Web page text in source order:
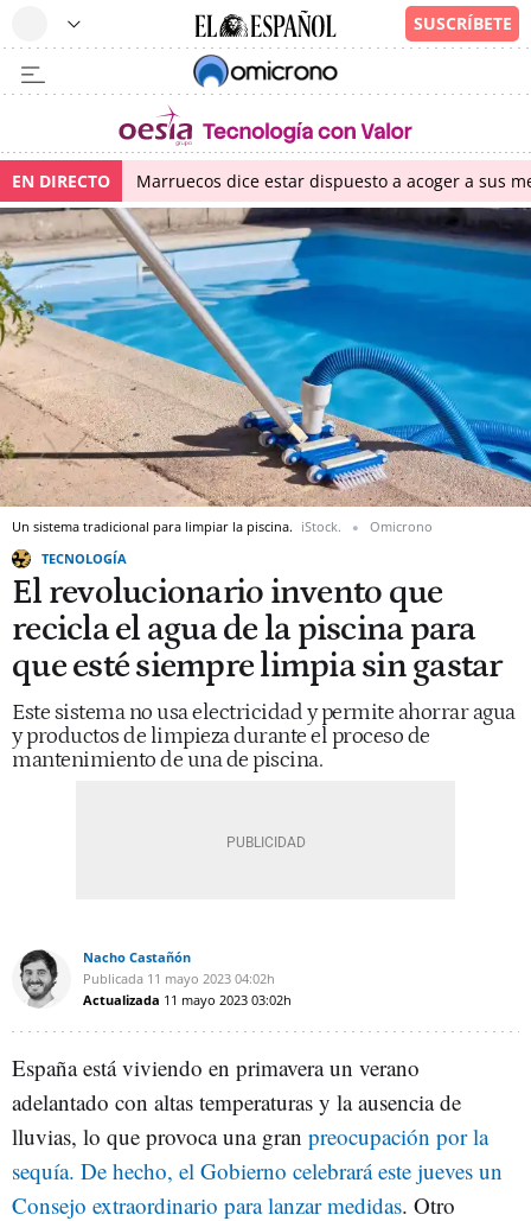
EN DIRECTO Marruecos dice estar dispuesto a acoger a sus
Un sistema tradicional para limpiar la piscina. iStock.
Omicrono
TECNOLOGÍA
El revolucionario invento que
recicla el agua de la piscina para
que esté siempre limpia sin gastar
Este sistema no usa electricidad y permite ahorrar agua
y productos de limpieza durante el proceso de
mantenimiento de una de piscina.
Nacho Castañón
Publicada 11 mayo 2023 04:02h
Actualizada 11 mayo 2023 03:02h
España está viviendo en primavera un verano
adelantado con altas temperaturas y la ausencia de
lluvias, lo que provoca una gran preocupación por la
sequía. De hecho, el Gobierno celebrará este jueves un
Consejo extraordinario para lanzar medidas. Otro